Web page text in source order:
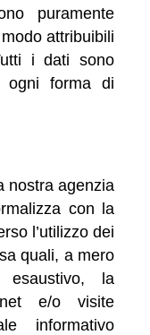
puramente
attribuibili
i dati sono
ogni forma di
nostra agenzia
con la
l’utilizzo dei
quali, a mero
la
e/o visite
informativo